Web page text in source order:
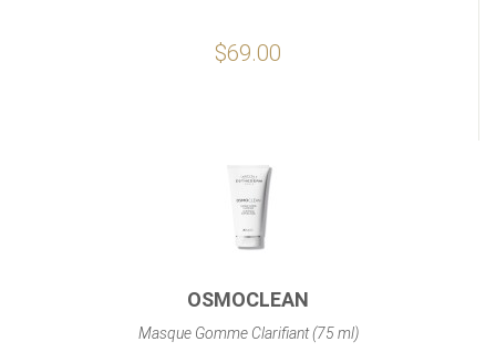
$69.00
OSMOCLEAN
Masque Gomme Clarifiant (75 ml)